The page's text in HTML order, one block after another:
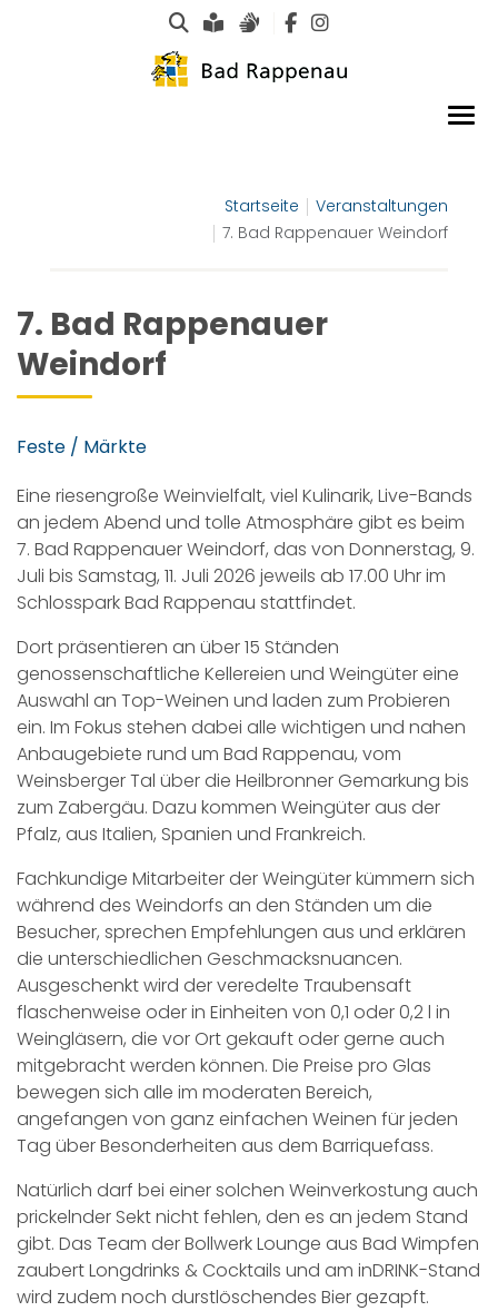
Suche
Leichte Sprache
Gebärdensprachen
Startseite
Veranstaltungen
7. Bad Rappenauer Weindorf
7. Bad Rappenauer
Weindorf
Feste / Märkte
Eine riesengroße Weinvielfalt, viel Kulinarik, Live-Bands
an jedem Abend und tolle Atmosphäre gibt es beim
7. Bad Rappenauer Weindorf, das von Donnerstag, 9.
Juli bis Samstag, 11. Juli 2026 jeweils ab 17.00 Uhr im
Schlosspark Bad Rappenau stattfindet.
Dort präsentieren an über 15 Ständen
genossenschaftliche Kellereien und Weingüter eine
Auswahl an Top-Weinen und laden zum Probieren
ein. Im Fokus stehen dabei alle wichtigen und nahen
Anbaugebiete rund um Bad Rappenau, vom
Weinsberger Tal über die Heilbronner Gemarkung bis
zum Zabergäu. Dazu kommen Weingüter aus der
Pfalz, aus Italien, Spanien und Frankreich.
Fachkundige Mitarbeiter der Weingüter kümmern sich
während des Weindorfs an den Ständen um die
Besucher, sprechen Empfehlungen aus und erklären
die unterschiedlichen Geschmacksnuancen.
Ausgeschenkt wird der veredelte Traubensaft
flaschenweise oder in Einheiten von 0,1 oder 0,2 l in
Weingläsern, die vor Ort gekauft oder gerne auch
mitgebracht werden können. Die Preise pro Glas
bewegen sich alle im moderaten Bereich,
angefangen von ganz einfachen Weinen für jeden
Tag über Besonderheiten aus dem Barriquefass.
Natürlich darf bei einer solchen Weinverkostung auch
prickelnder Sekt nicht fehlen, den es an jedem Stand
gibt. Das Team der Bollwerk Lounge aus Bad Wimpfen
zaubert Longdrinks & Cocktails und am inDRINK-Stand
wird zudem noch durstlöschendes Bier gezapft.